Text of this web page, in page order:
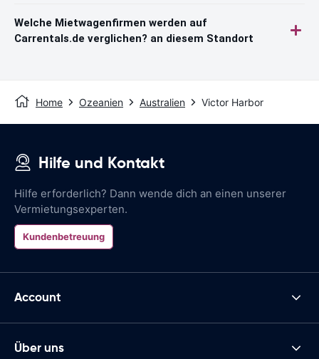
Welche Mietwagenfirmen werden auf
Carrentals.de verglichen? an diesem Standort
Home Ozeanien Australien Victor Harbor
Hilfe und Kontakt
Hilfe erforderlich? Dann wende dich an einen unserer
Vermietungsexperten.
Kundenbetreuung
Account
Über uns